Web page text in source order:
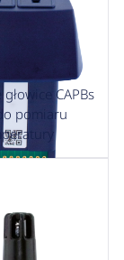
CAPBs
pomiaru